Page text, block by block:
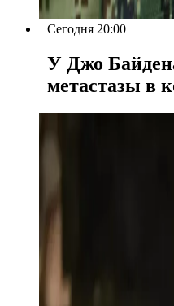
Сегодня 20:00
У Джо
метастазы в